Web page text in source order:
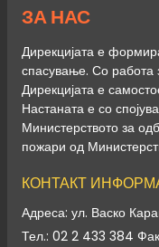
ЗА НАС
Дирекцијата е
спасување. Со работа
Дирекцијата е
Настаната е со
Министерството за
пожари од
КОНТАКТ
Адреса: ул. Васко
Тел.: 02 2 433 384